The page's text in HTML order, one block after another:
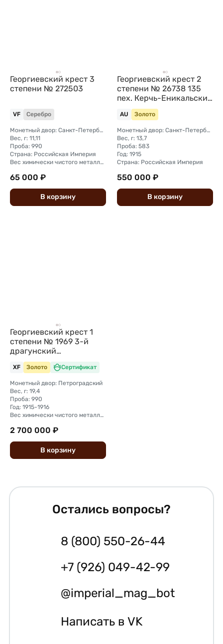
Георгиевский крест 3
степени № 272503
VF Серебро
Монетный двор: Санкт-Петербургский
Вес, г: 11,11
Проба: 990
Страна: Российская Империя
Вес химически чистого металла, г: 11
65 000 ₽
В корзину
Георгиевский крест 2
степени № 26738 135
пех. Керчь-Еникальский
полк
AU Золото
Монетный двор: Санкт-Петербургский
Вес, г: 13,7
Проба: 583
Год: 1915
Страна: Российская Империя
550 000 ₽
В корзину
Георгиевский крест 1
степени № 1969 3-й
драгунский
Новороссийский полк
XF Золото Сертификат
Монетный двор: Петроградский
Вес, г: 19,4
Проба: 990
Год: 1915-1916
Вес химически чистого металла, г: 19,21
2 700 000 ₽
В корзину
Остались вопросы?
8 (800) 550-26-44
+7 (926) 049-42-99
@imperial_mag_bot
Написать в VK